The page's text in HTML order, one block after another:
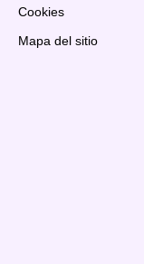
Cookies
Mapa del sitio